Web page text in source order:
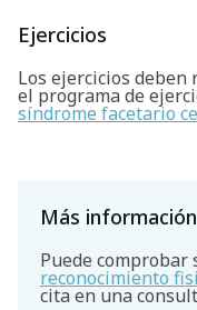
Buscar
Ejercicios
Los ejercicios
el programa de
síndrome facetario
Más información
Puede comprobar
reconocimiento
cita en una